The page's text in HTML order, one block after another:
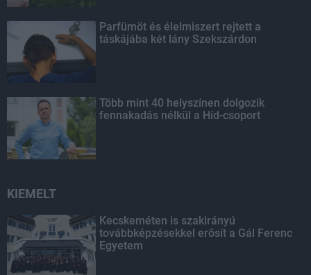
Parfümöt és élelmiszert rejtett a
táskájába két lány Szekszárdon
Több mint 40 helyszínen dolgozik
fennakadás nélkül a Híd-csoport
KIEMELT
Kecskeméten is szakirányú
továbbképzésekkel erősít a Gál Ferenc
Egyetem